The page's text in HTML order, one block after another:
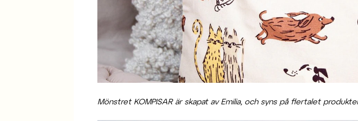
Mönstret KOMPISAR är skapat av Emilia, och syns på flertalet